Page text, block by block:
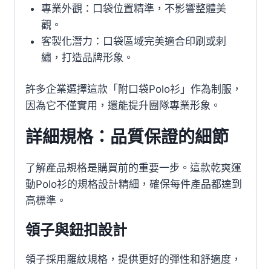
專業外觀：口袋位置精準，不影響整體美
觀。
客製化潛力：口袋區域完美適合印刷或刺
繡，打造品牌形象。
許多企業選擇這款「附口袋Polo衫」作為制服，
因為它不僅實用，還能提升團隊專業形象。
詳細規格：品質保證的細節
了解產品規格是購買前的重要一步。這款乾爽運
動Polo衫的規格設計精細，確保每件產品都達到
高標準。
領子與鈕扣設計
領子採用羅紋規格，提供更好的彈性和舒適度，